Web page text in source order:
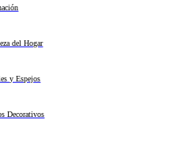
del Hogar
y Espejos
Decorativos